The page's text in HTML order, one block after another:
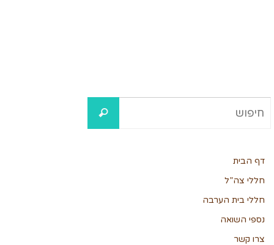
דף הבית
חללי צה”ל
חללי בית הערבה
נספי השואה
צרו קשר